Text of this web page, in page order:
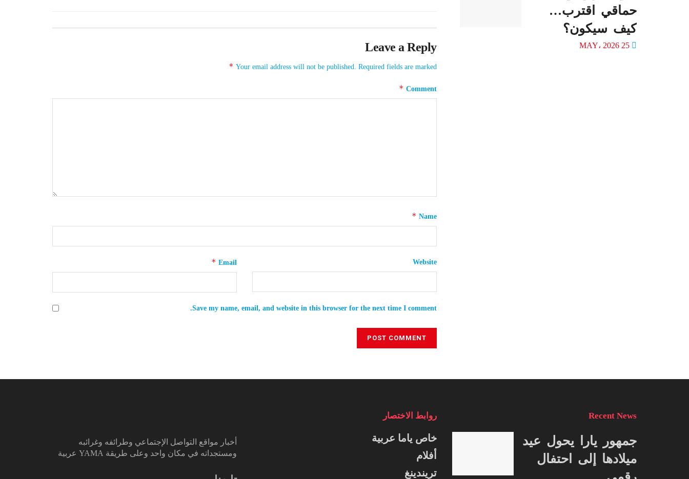
Leave a Reply
Your email address will not be published. Required fields are marked
*
Comment
*
Name
*
Email
* Website
Save my name, email, and website in this browser for the next time I comment.
حماقي اقترب…
كيف سيكون؟
أخبار مواقع التواصل الإجتماعي وطرائفه وغرائبه
ومستجداته في مكان واحد وعلى طريقة YAMA عربية
روابط الاختصار
خاص ياما عربية
أفلام
تريندينغ
Recent News
جمهور يارا يحول عيد
ميلادها إلى احتفال